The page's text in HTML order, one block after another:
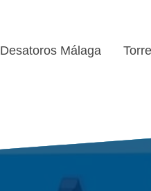
Desatoros Málaga